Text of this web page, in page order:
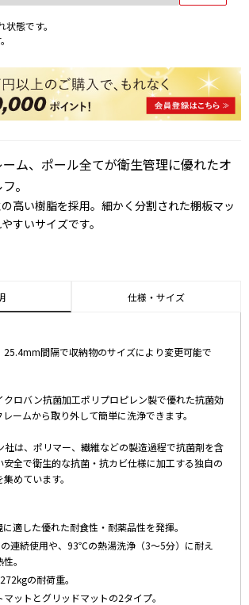
態です。
ム、ポール全てが衛生管理に優れたオ
。
高い樹脂を採用。細かく分割された棚板マッ
すいサイズです。
仕様・サイズ
25.4mm間隔で収納物のサイズにより変更可能で
クロバン抗菌加工ポリプロピレン製で優れた抗菌効
ームから取り外して簡単に洗浄できます。
は、ポリマー、繊維などの製造過程で抗菌剤を含
全で衛生的な抗菌・抗カビ仕様に加工する独自の
めています。
適した優れた耐食性・耐薬品性を発揮。
連続使用や、93℃の熱湯洗浄（3～5分）に耐え
。
の耐荷重。
ットとグリッドマットの2タイプ。